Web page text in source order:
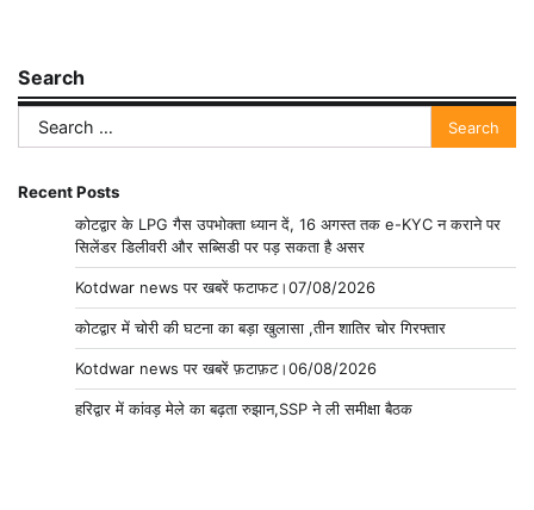
Search
Search
for:
Recent Posts
कोटद्वार के LPG गैस उपभोक्ता ध्यान दें, 16 अगस्त तक e-KYC न कराने पर
सिलेंडर डिलीवरी और सब्सिडी पर पड़ सकता है असर
Kotdwar news पर खबरें फटाफट।07/08/2026
कोटद्वार में चोरी की घटना का बड़ा खुलासा ,तीन शातिर चोर गिरफ्तार
Kotdwar news पर खबरें फ़टाफ़ट।06/08/2026
हरिद्वार में कांवड़ मेले का बढ़ता रुझान,SSP ने ली समीक्षा बैठक